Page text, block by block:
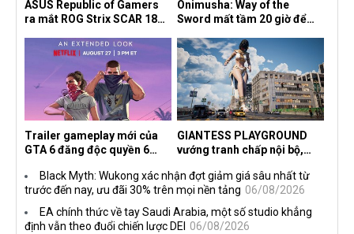
ASUS Republic of Gamers
ra mắt ROG Strix SCAR 18
Onimusha: Way of the
Sword mất tầm 20 giờ để
dành cho newbie và lão làng
Trailer gameplay mới của
GTA 6 đăng độc quyền 6
đang quá tham?
GIANTESS PLAYGROUND
vướng tranh chấp nội bộ,
ngầm chiếm đoạt doanh thu
Black Myth: Wukong xác nhận đợt giảm giá sâu nhất từ
trước đến nay, ưu đãi 30% trên mọi nền tảng 06/08/2026
EA chính thức về tay Saudi Arabia, một số studio khẳng
định vẫn theo đuổi chiến lược DEI
06/08/2026